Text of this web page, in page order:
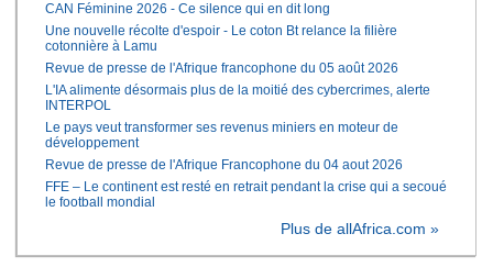
CAN Féminine 2026 - Ce silence qui en dit long
Une nouvelle récolte d'espoir - Le coton Bt relance la filière
cotonnière à Lamu
Revue de presse de l'Afrique francophone du 05 août 2026
L'IA alimente désormais plus de la moitié des cybercrimes, alerte
INTERPOL
Le pays veut transformer ses revenus miniers en moteur de
développement
Revue de presse de l'Afrique Francophone du 04 aout 2026
FFE – Le continent est resté en retrait pendant la crise qui a secoué
le football mondial
Plus de allAfrica.com »